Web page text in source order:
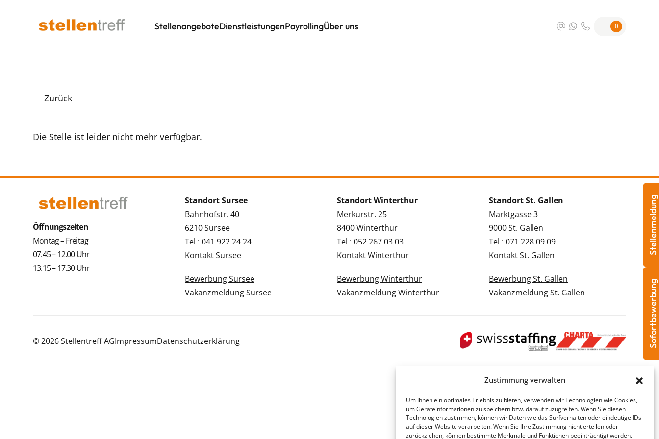
Zustimmung verwalten
Um Ihnen ein optimales Erlebnis zu bieten, verwenden wir Technologien wie Cookies,
um Geräteinformationen zu speichern bzw. darauf zuzugreifen. Wenn Sie diesen
Technologien zustimmen, können wir Daten wie das Surfverhalten oder eindeutige IDs
auf dieser Website verarbeiten. Wenn Sie Ihre Zustimmung nicht erteilen oder
zurückziehen, können bestimmte Merkmale und Funktionen beeinträchtigt werden.
StellenangeboteDienstleistungenPayrollingÜber uns 0
Zurück
Die Stelle ist leider nicht mehr verfügbar.
Öffnungszeiten
Montag – Freitag
07.45 – 12.00 Uhr
13.15 – 17.30 Uhr
Standort Sursee
Bahnhofstr. 40
6210 Sursee
Tel.: 041 922 24 24
Kontakt Sursee
Bewerbung Sursee
Vakanzmeldung Sursee
Standort Winterthur
Merkurstr. 25
8400 Winterthur
Tel.: 052 267 03 03
Kontakt Winterthur
Bewerbung Winterthur
Vakanzmeldung Winterthur
Standort St. Gallen
Marktgasse 3
9000 St. Gallen
Tel.: 071 228 09 09
Kontakt St. Gallen
Bewerbung St. Gallen
Vakanzmeldung St. Gallen
© 2026 Stellentreff AGImpressumDatenschutzerklärung Sofortbewerbung
Stellenmeldung